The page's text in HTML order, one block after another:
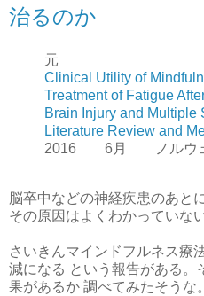
治るのか
元
Clinical Utility of
Treatment of Fatigue
Brain Injury and Multiple
Literature Review and
2016 6月 ノルウ
脳卒中などの神経疾患のあと
その原因はよくわかっていない
さいきんマインドフルネス療
減になる という報告がある。
果があるか 調べてみたそうな。